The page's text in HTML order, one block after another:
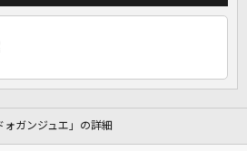
カラオケ歌い放題！
ォガンジュエ」の詳細